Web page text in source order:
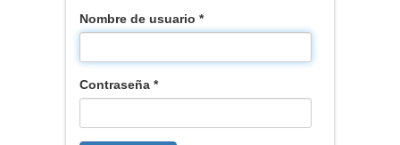
Nombre de usuario *
Contraseña *